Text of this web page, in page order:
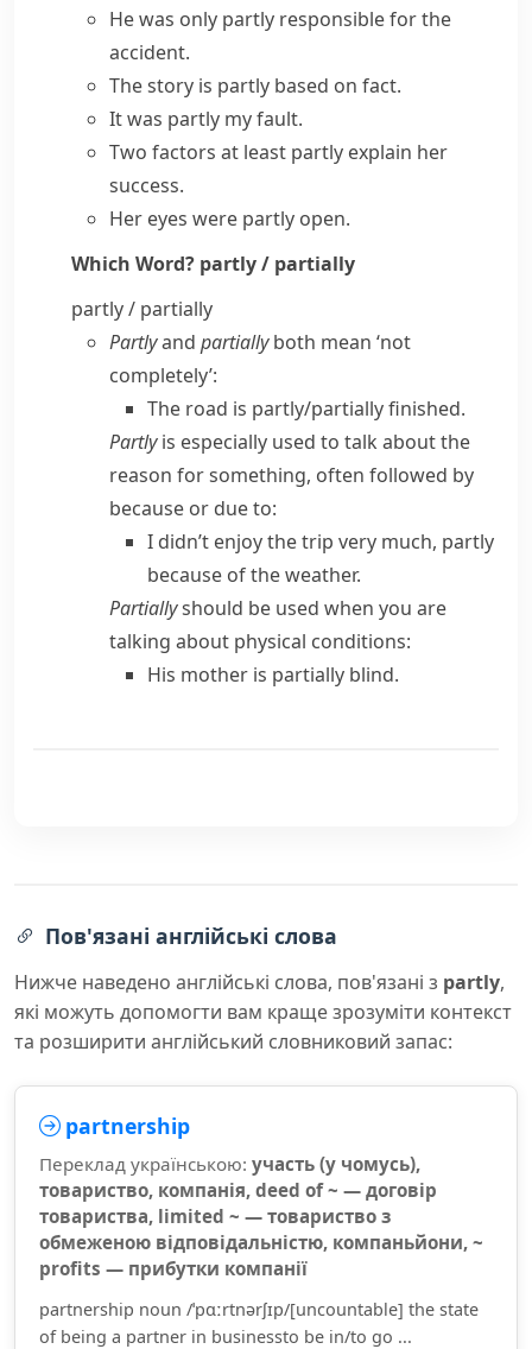
He was only partly responsiblefor the
accident.
The story is partly based on fact.
It was partly my fault.
Two factors at least partly explain her
success.
Her eyes were partly open.
Which Word? partly / partially
partly / partially
Partlyand partiallyboth mean ‘not
completely’:
The road is partly/​partially finished.
Partlyis especially used to talk about the
reason for something, often followed by
because or due to:
I didn’t enjoy the trip very much, partly
because of the weather.
Partiallyshould be used when you are
talking about physical conditions:
His mother is partially blind.
Пов'язані англійські слова
Нижче наведено англійські слова, пов'язані з partly,
які можуть допомогти вам краще зрозуміти контекст
та розширити англійський словниковий запас:
partnership
Переклад українською: участь (у чомусь),
товариство, компанія, deed of ~ — договір
товариства, limited ~ — товариство з
обмеженою відповідальністю, компаньйони, ~
profits — прибутки компанії
partnership noun /ˈpɑːrtnərʃɪp/[uncountable] the state
of being a partner in businessto be in/to go ...